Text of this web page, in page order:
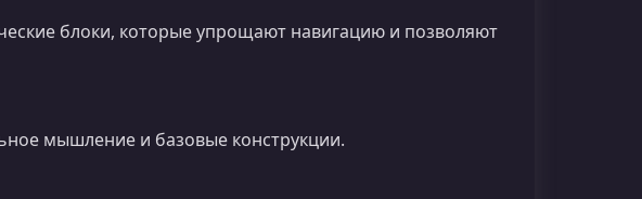
блоки, которые упрощают навигацию и позволяют
мышление и базовые конструкции.